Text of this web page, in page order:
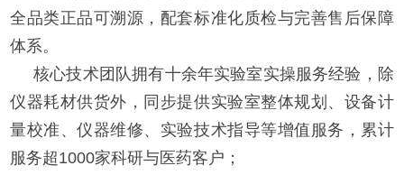
全品类正品可溯源，配套标准化质检与完善售后保障
体系。
核心技术团队拥有十余年实验室实操服务经验，除
仪器耗材供货外，同步提供实验室整体规划、设备计
量校准、仪器维修、实验技术指导等增值服务，累计
服务超1000家科研与医药客户；